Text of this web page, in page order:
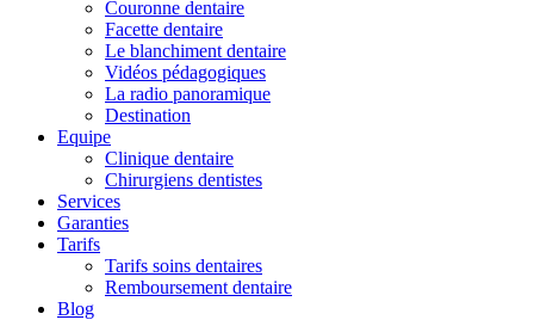
Couronne dentaire
Facette dentaire
Le blanchiment dentaire
Vidéos pédagogiques
La radio panoramique
Destination
Equipe
Clinique dentaire
Chirurgiens dentistes
Services
Garanties
Tarifs
Tarifs soins dentaires
Remboursement dentaire
Blog